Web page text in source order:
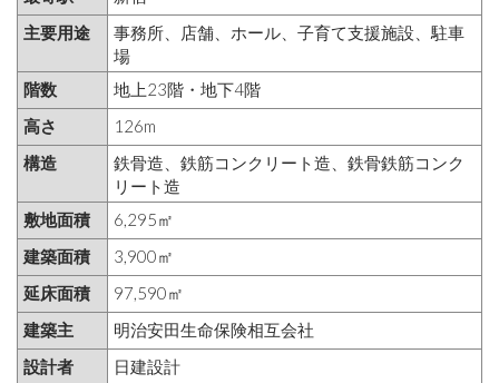
主要用途
事務所、店舗、ホール、子育て支援施設、駐車
場
階数
地上23階・地下4階
高さ
126m
構造
鉄骨造、鉄筋コンクリート造、鉄骨鉄筋コンク
リート造
敷地面積
6,295㎡
建築面積
3,900㎡
延床面積
97,590㎡
建築主
明治安田生命保険相互会社
設計者
日建設計